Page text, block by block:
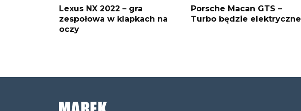
Lexus NX 2022 – gra
zespołowa w klapkach na
oczy
Porsche Macan GTS –
Turbo będzie elektryczne